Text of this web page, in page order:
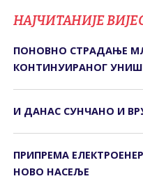
НАЈЧИТАНИЈЕ
ПОНОВНО СТРАДАЊЕ
КОНТИНУИРАНОГ
И ДАНАС СУНЧАНО И
ПРИПРЕМА
НОВО НАСЕЉЕ